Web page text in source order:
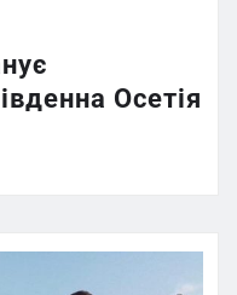
Осетія